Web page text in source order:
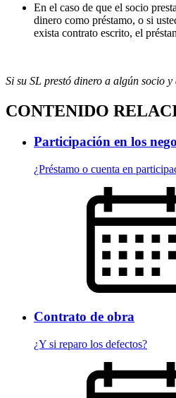
En el caso de que el socio
dinero como préstamo, o si
exista contrato escrito, el
Si su SL prestó dinero a algún socio
CONTENIDO
Participación en los
¿Préstamo o cuenta en
Contrato de obra
¿Y si reparo los defectos?